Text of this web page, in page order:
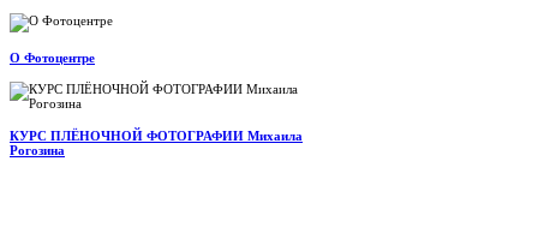
О Фотоцентре
КУРС ПЛЁНОЧНОЙ ФОТОГРАФИИ Михаила
Рогозина